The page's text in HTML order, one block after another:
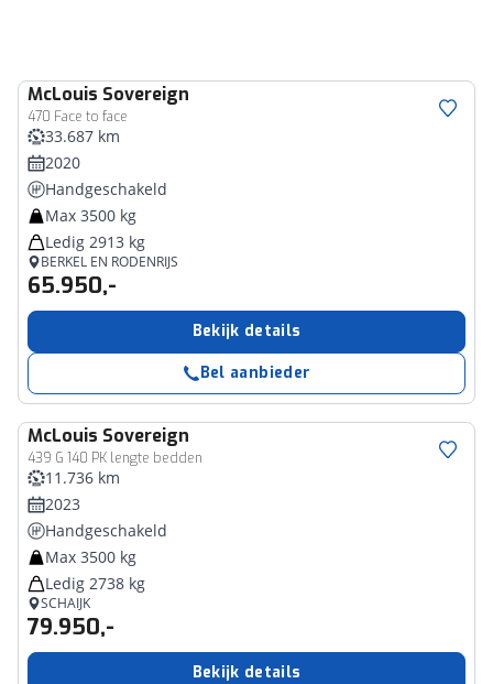
McLouis Sovereign
470 Face to face
33.687 km
2020
Handgeschakeld
Max 3500 kg
Ledig 2913 kg
BERKEL EN RODENRIJS
65.950,-
Bekijk details
Bel aanbieder
McLouis Sovereign
439 G 140 PK lengte bedden
11.736 km
2023
Handgeschakeld
Max 3500 kg
Ledig 2738 kg
SCHAIJK
79.950,-
Bekijk details